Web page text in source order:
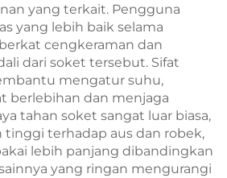
yang terkait. Pengguna
yang lebih baik selama
cengkeraman dan
dari soket tersebut. Sifat
mengatur suhu,
berlebihan dan menjaga
tahan soket sangat luar biasa,
terhadap aus dan robek,
lebih panjang dibandingkan
yang ringan mengurangi